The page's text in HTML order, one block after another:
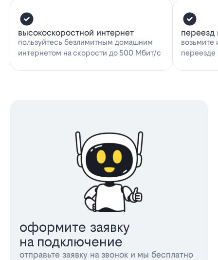
высокоскоростной интернет
пользуйтесь безлимитным домашним
интернетом на скорости до 500 Мбит/с
переезд
возьмите
переезде
оформите заявку
на подключение
отправьте заявку на звонок и мы бесплатно